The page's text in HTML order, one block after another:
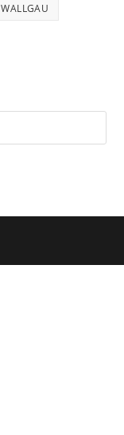
WALLGAU